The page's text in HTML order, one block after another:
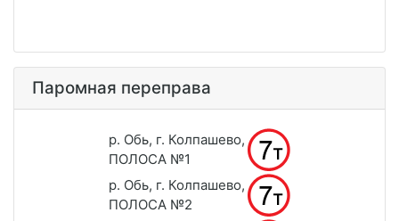
Паромная переправа
р. Обь, г. Колпашево,
ПОЛОСА №1
р. Обь, г. Колпашево,
ПОЛОСА №2